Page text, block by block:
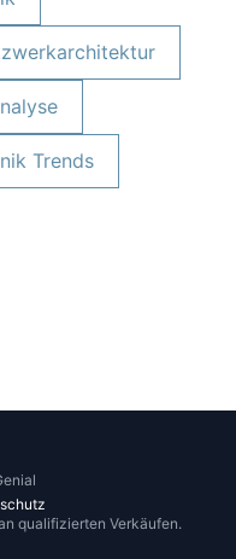
Trends
qualifizierten Verkäufen.